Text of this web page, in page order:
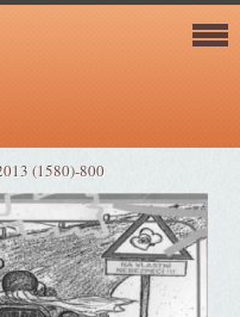
(1580)-800